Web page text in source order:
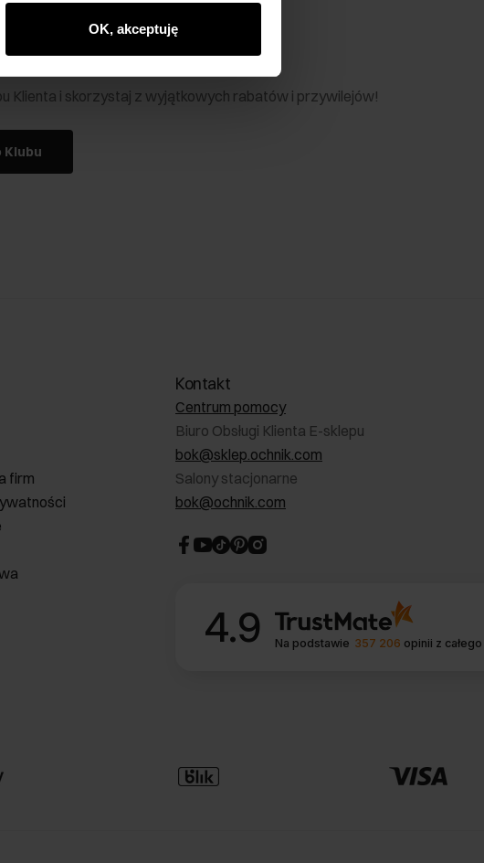
OK, akceptuję
Ochnik
Klienta i skorzystaj z wyjątkowych rabatów i przywilejów!
Klubu
firm
Kontakt
Centrum pomocy
Biuro Obsługi Klienta E-sklepu
bok@sklep.ochnik.com
Salony stacjonarne
bok@ochnik.com
4.9 Na podstawie 357 206 opinii z